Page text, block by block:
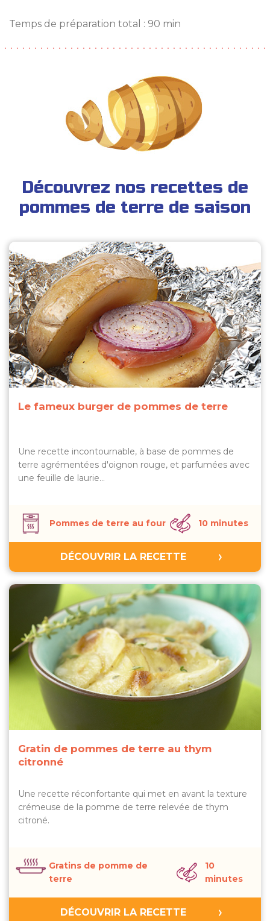
Temps de préparation total : 90 min
Découvrez nos recettes de
pommes de terre de saison
Le fameux burger de pommes de terre
Une recette incontournable, à base de pommes de
terre agrémentées d'oignon rouge, et parfumées avec
une feuille de laurie…
Pommes de terre au four 10 minutes
DÉCOUVRIR LA RECETTE
Gratin de pommes de terre au thym
citronné
Une recette réconfortante qui met en avant la texture
crémeuse de la pomme de terre relevée de thym
citroné.
Gratins de pomme de
terre
10
minutes
DÉCOUVRIR LA RECETTE